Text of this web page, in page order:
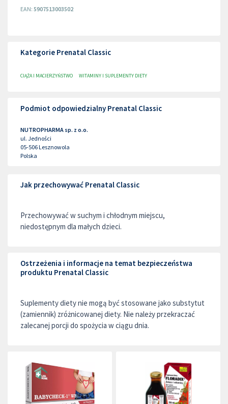
EAN: 5907513003502
Kategorie Prenatal Classic
CIĄŻA I MACIERZYŃSTWO WITAMINY I SUPLEMENTY DIETY
Podmiot odpowiedzialny Prenatal Classic
NUTROPHARMA sp. z o.o.
ul. Jedności
05-506Lesznowola
Polska
Jak przechowywać Prenatal Classic
Przechowywać w suchym i chłodnym miejscu,
niedostępnym dla małych dzieci.
Ostrzeżenia i informacje na temat bezpieczeństwa
produktu Prenatal Classic
Suplementy diety nie mogą być stosowane jako substytut
(zamiennik) zróżnicowanej diety. Nie należy przekraczać
zalecanej porcji do spożycia w ciągu dnia.